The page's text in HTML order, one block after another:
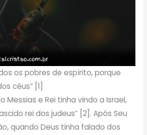
os pobres de espírito, porque
céus” [1]
Messias e Rei tinha vindo a Israel,
rei dos judeus” [2]. Após Seu
quando Deus tinha falado dos